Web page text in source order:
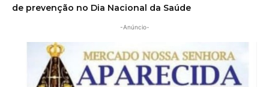
de prevenção no Dia Nacional da Saúde
-Anúncio-